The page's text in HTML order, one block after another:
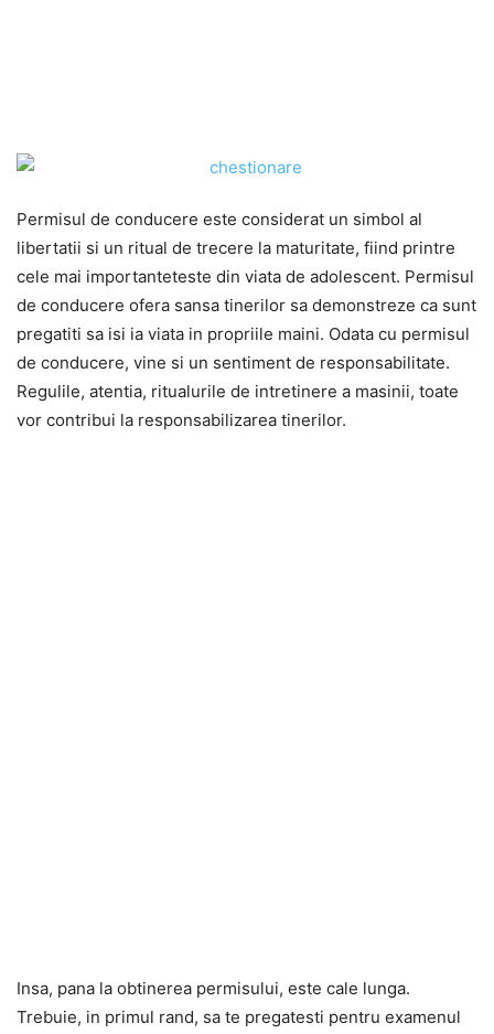
Permisul de conducere este considerat un simbol al
libertatii si un ritual de trecere la maturitate, fiind printre
cele mai importanteteste din viata de adolescent. Permisul
de conducere ofera sansa tinerilor sa demonstreze ca sunt
pregatiti sa isi ia viata in propriile maini. Odata cu permisul
de conducere, vine si un sentiment de responsabilitate.
Regulile, atentia, ritualurile de intretinere a masinii, toate
vor contribui la responsabilizarea tinerilor.
Insa, pana la obtinerea permisului, este cale lunga.
Trebuie, in primul rand, sa te pregatesti pentru examenul